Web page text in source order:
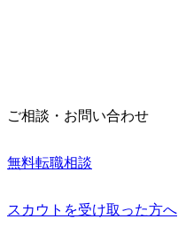
ご相談・お問い合わせ
無料転職相談
スカウトを受け取った方へ